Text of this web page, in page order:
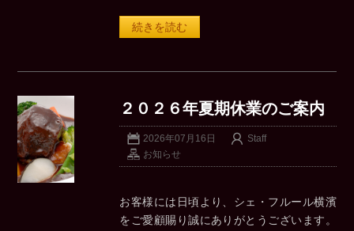
続きを読む
２０２６年夏期休業のご案内
2026年07月16日
Staff
お知らせ
お客様には日頃より、シェ・フルール横濱
をご愛顧賜り誠にありがとうございます。